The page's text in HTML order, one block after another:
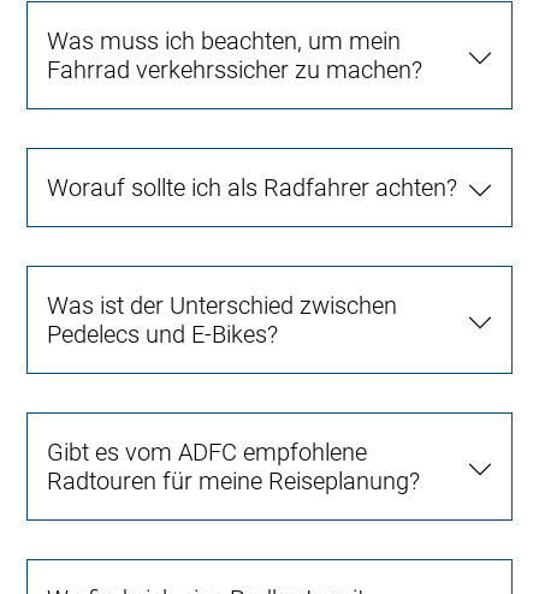
Was muss ich beachten, um mein
Fahrrad verkehrssicher zu machen?
Worauf sollte ich als Radfahrer achten?
Was ist der Unterschied zwischen
Pedelecs und E-Bikes?
Gibt es vom ADFC empfohlene
Radtouren für meine Reiseplanung?